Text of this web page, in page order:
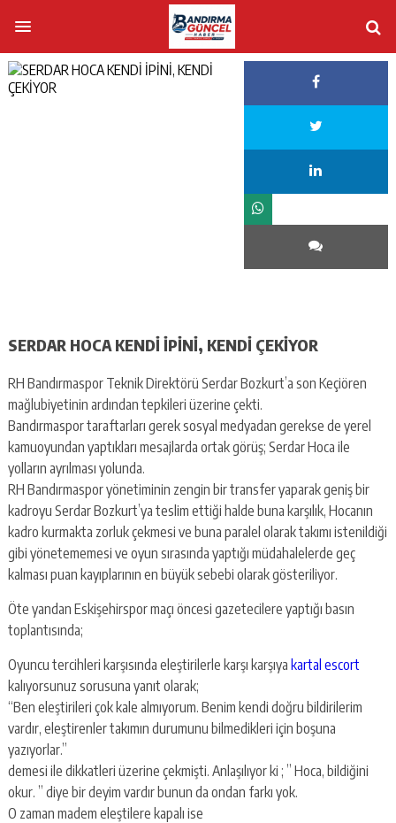
SERDAR HOCA KENDİ İPİNİ, KENDİ ÇEKİYOR
RH Bandırmaspor Teknik Direktörü Serdar Bozkurt’a son Keçiören
mağlubiyetinin ardından tepkileri üzerine çekti.
Bandırmaspor taraftarları gerek sosyal medyadan gerekse de yerel
kamuoyundan yaptıkları mesajlarda ortak görüş; Serdar Hoca ile
yolların ayrılması yolunda.
RH Bandırmaspor yönetiminin zengin bir transfer yaparak geniş bir
kadroyu Serdar Bozkurt’ya teslim ettiği halde buna karşılık, Hocanın
kadro kurmakta zorluk çekmesi ve buna paralel olarak takımı istenildiği
gibi yönetememesi ve oyun sırasında yaptığı müdahalelerde geç
kalması puan kayıplarının en büyük sebebi olarak gösteriliyor.
Öte yandan Eskişehirspor maçı öncesi gazetecilere yaptığı basın
toplantısında;
Oyuncu tercihleri karşısında eleştirilerle karşı karşıya kartal escort
kalıyorsunuz sorusuna yanıt olarak;
“Ben eleştirileri çok kale almıyorum. Benim kendi doğru bildirilerim
vardır, eleştirenler takımın durumunu bilmedikleri için boşuna
yazıyorlar.”
demesi ile dikkatleri üzerine çekmişti. Anlaşılıyor ki ; ” Hoca, bildiğini
okur. ” diye bir deyim vardır bunun da ondan farkı yok.
O zaman madem eleştilere kapalı ise